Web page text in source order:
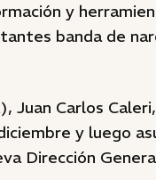
y
banda de
Juan Carlos
y luego
Dirección